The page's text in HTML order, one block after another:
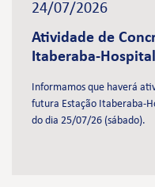
24/07/2026
Atividade de
Itaberaba-
Informamos que haverá
futura Estação Itaberaba-
do dia 25/07/26 (sábado).